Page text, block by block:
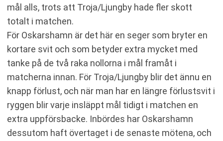
mål alls, trots att Troja/Ljungby hade fler skott
totalt i matchen.
För Oskarshamn är det här en seger som bryter en
kortare svit och som betyder extra mycket med
tanke på de två raka nollorna i mål framåt i
matcherna innan. För Troja/Ljungby blir det ännu en
knapp förlust, och när man har en längre förlustsvit i
ryggen blir varje insläppt mål tidigt i matchen en
extra uppförsbacke. Inbördes har Oskarshamn
dessutom haft övertaget i de senaste mötena, och